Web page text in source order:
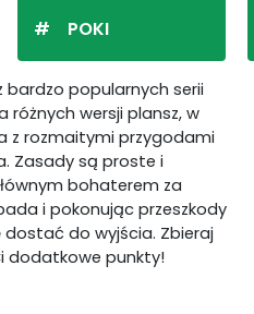
POKI
bardzo popularnych serii
różnych wersji plansz, w
z rozmaitymi przygodami
Zasady są proste i
bohaterem za
i pokonując przeszkody
do wyjścia. Zbieraj
dodatkowe punkty!